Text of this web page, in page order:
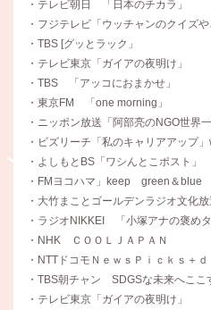
・テレビ朝日 「日本のチカラ」
・フジテレビ「ウッチャンのクイズ
・TBS [グッとラック」
・テレビ東京「ガイアの夜明け」
・TBS 「アッコにおまかせ」
・東京FM 「one morning」
・ニッポン放送「阿部亮のNGO世界
・ビズリーチ「私のキャリアアップ
・よしもとBS「ワシんとこポスト」
・FMヨコハマ」keep green＆blue
・大竹まことゴールデンラジオ文化
・ラジオNIKKEI 「小塚アナの褒めタ
・NHK ＣＯＯＬＪＡＰＡＮ
・NTTドコモＮｅｗｓＰｉｃｋｓ＋ｄ
・TBS朝チャン SDGSな未来へここ
・テレビ東京「ガイアの夜明け」